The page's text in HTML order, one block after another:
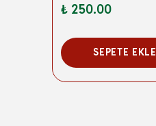
₺ 250.00
SEPETE EKLE